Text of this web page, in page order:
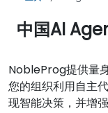
中国AI
NobleProg提供量
您的组织利用自主
现智能决策，并增